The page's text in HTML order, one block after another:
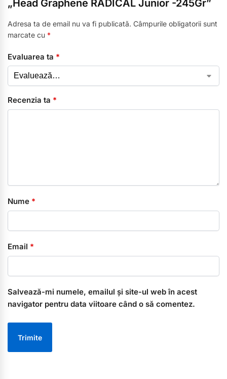
„Head Graphene RADICAL Junior -245Gr”
Adresa ta de email nu va fi publicată. Câmpurile obligatorii sunt
marcate cu *
Evaluarea ta *
Recenzia ta *
Nume *
Email *
Salvează-mi numele, emailul și site-ul web în acest
navigator pentru data viitoare când o să comentez.